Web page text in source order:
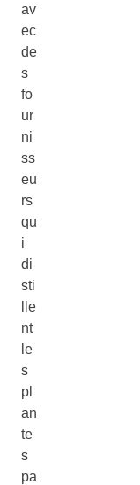
av
ec
de
s
fo
ur
ni
ss
eu
rs
qu
i
di
sti
lle
nt
le
s
pl
an
te
s
pa